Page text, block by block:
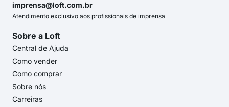
imprensa@loft.com.br
Atendimento exclusivo aos profissionais de imprensa
Sobre a Loft
Central de Ajuda
Como vender
Como comprar
Sobre nós
Carreiras